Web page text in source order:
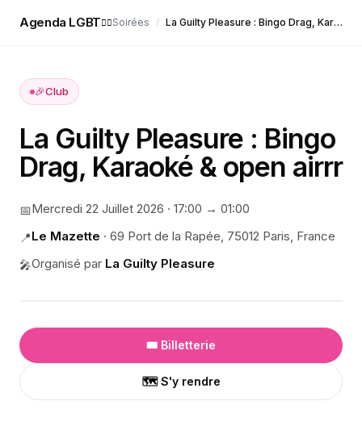
Agenda LGBT🏳️‍🌈Soirées / La Guilty Pleasure : Bingo Drag, Karaoké & open airrr
🎉Club
La Guilty Pleasure : Bingo
Drag, Karaoké & open airrr
📅Mercredi 22 Juillet 2026 · 17:00 → 01:00
📍Le Mazette · 69 Port de la Rapée, 75012 Paris, France
🎤Organisé par La Guilty Pleasure
🎟️ Billetterie
🗺️ S'y rendre